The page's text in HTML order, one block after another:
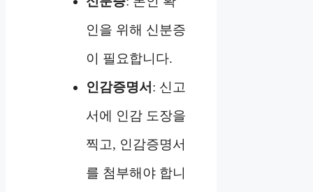
인을 위해 신분증
이 필요합니다.
인감증명서 : 신고
서에 인감 도장을
찍고, 인감증명서
를 첨부해야 합니